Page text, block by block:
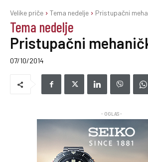
Velike priče Tema nedelje Pristupačni
Tema nedelje
Pristupačni
07/10/2014
- OGLAS -